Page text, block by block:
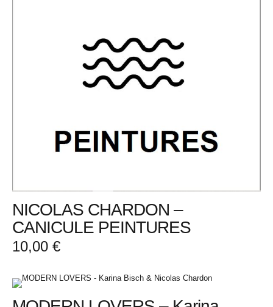
NICOLAS CHARDON –
CANICULE PEINTURES
10,00 €